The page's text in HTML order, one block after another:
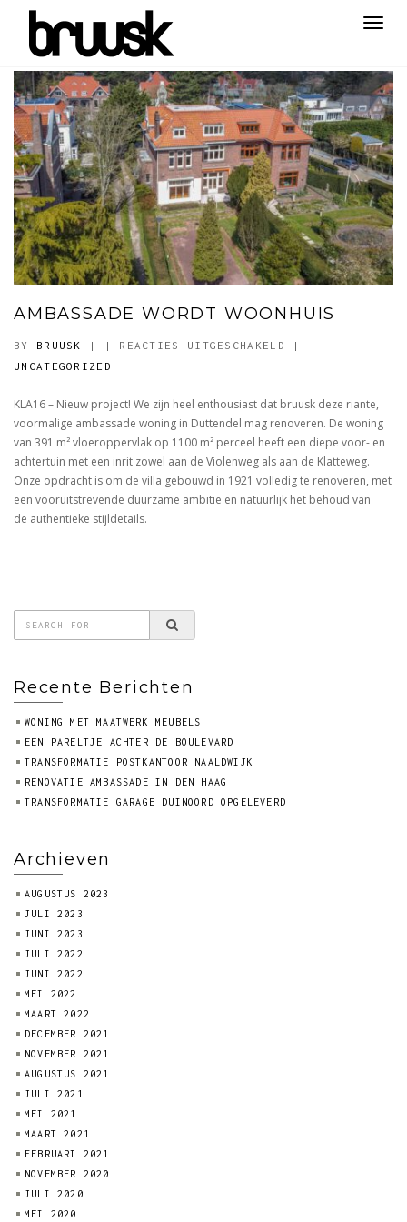
AMBASSADE WORDT WOONHUIS
BY BRUUSK | | REACTIES UITGESCHAKELD VOOR
WOONHUIS
|
UNCATEGORIZED
KLA16 – Nieuw project! We zijn heel enthousiast dat bruusk deze riante,
voormalige ambassade woning in Duttendel mag renoveren. De woning
van 391 m²vloeroppervlak op 1100 m² perceel heeft een diepe voor- en
achtertuin met een inrit zowel aan de Violenweg als aan de Klatteweg.
Onze opdracht is om de villa gebouwd in 1921 volledig te renoveren, met
een vooruitstrevende duurzame ambitie en natuurlijk het behoud van
de authentieke stijldetails.
Recente Berichten
WONING MET MAATWERK MEUBELS
EEN PARELTJE ACHTER DE BOULEVARD
TRANSFORMATIE POSTKANTOOR NAALDWIJK
RENOVATIE AMBASSADE IN DEN HAAG
TRANSFORMATIE GARAGE DUINOORD OPGELEVERD
Archieven
AUGUSTUS 2023
JULI 2023
JUNI 2023
JULI 2022
JUNI 2022
MEI 2022
MAART 2022
DECEMBER 2021
NOVEMBER 2021
AUGUSTUS 2021
JULI 2021
MEI 2021
MAART 2021
FEBRUARI 2021
NOVEMBER 2020
JULI 2020
MEI 2020